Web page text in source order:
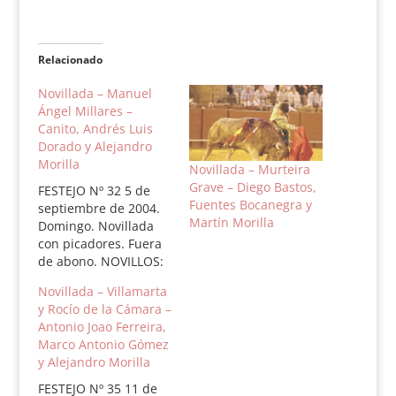
Relacionado
Novillada – Manuel
Ángel Millares –
Canito, Andrés Luis
Dorado y Alejandro
Morilla
FESTEJO Nº 32 5 de
septiembre de 2004.
Domingo. Novillada
con picadores. Fuera
de abono. NOVILLOS:
Manuel Angel
Millares. 1.- Payaso, nº
15, negro bragao, 500
kilos. Silencio. 2.-
Luminoso, nº 3,
colorao, 505 kilos.
Novillada – Murteira
Grave – Diego Bastos,
Fuentes Bocanegra y
Martín Morilla
Novillada – Villamarta
y Rocío de la Cámara –
Antonio Joao Ferreira,
Marco Antonio Gómez
y Alejandro Morilla
FESTEJO Nº 35 11 de